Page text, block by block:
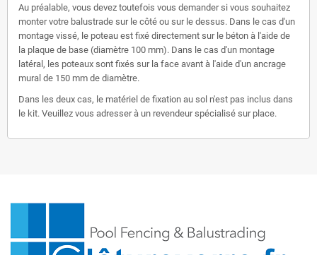
Au préalable, vous devez toutefois vous demander si vous souhaitez
monter votre balustrade sur le côté ou sur le dessus. Dans le cas d'un
montage vissé, le poteau est fixé directement sur le béton à l'aide de
la plaque de base (diamètre 100 mm). Dans le cas d'un montage
latéral, les poteaux sont fixés sur la face avant à l'aide d'un ancrage
mural de 150 mm de diamètre.
Dans les deux cas, le matériel de fixation au sol n'est pas inclus dans
le kit. Veuillez vous adresser à un revendeur spécialisé sur place.